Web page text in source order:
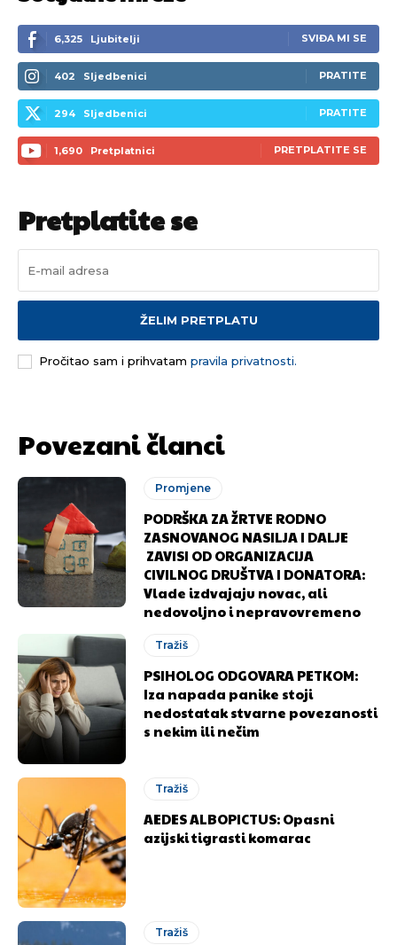
6,325 Ljubitelji SVIĐA MI SE
402 Sljedbenici PRATITE
294 Sljedbenici PRATITE
1,690 Pretplatnici PRETPLATITE SE
Pretplatite se
ŽELIM PRETPLATU
Pročitao sam i prihvatam pravila privatnosti.
Povezani članci
Promjene
PODRŠKA ZA ŽRTVE RODNO
ZASNOVANOG NASILJA I DALJE
ZAVISI OD ORGANIZACIJA
CIVILNOG DRUŠTVA I DONATORA:
Vlade izdvajaju novac, ali
nedovoljno i nepravovremeno
Tražiš
PSIHOLOG ODGOVARA PETKOM:
Iza napada panike stoji
nedostatak stvarne povezanosti
s nekim ili nečim
Tražiš
AEDES ALBOPICTUS: Opasni
azijski tigrasti komarac
Tražiš